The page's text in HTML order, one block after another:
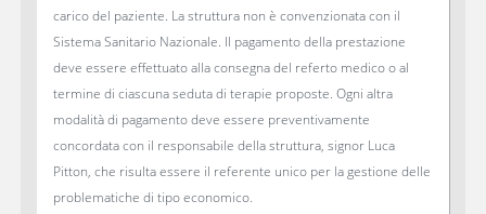
carico del paziente. La struttura non è convenzionata con il
Sistema Sanitario Nazionale. Il pagamento della prestazione
deve essere effettuato alla consegna del referto medico o al
termine di ciascuna seduta di terapie proposte. Ogni altra
modalità di pagamento deve essere preventivamente
concordata con il responsabile della struttura, signor Luca
Pitton, che risulta essere il referente unico per la gestione delle
problematiche di tipo economico.